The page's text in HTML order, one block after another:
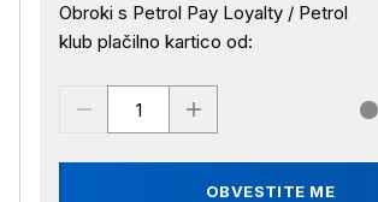
Obroki s Petrol Pay Loyalty / Petrol
klub plačilno kartico od:
OBVESTITE ME